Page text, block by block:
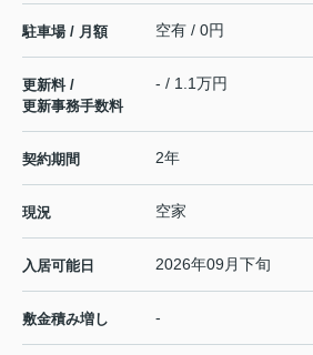
駐車場 / 月額 空有 / 0円
更新料 /
更新事務手数料
- / 1.1万円
契約期間 2年
現況 空家
入居可能日 2026年09月下旬
敷金積み増し -